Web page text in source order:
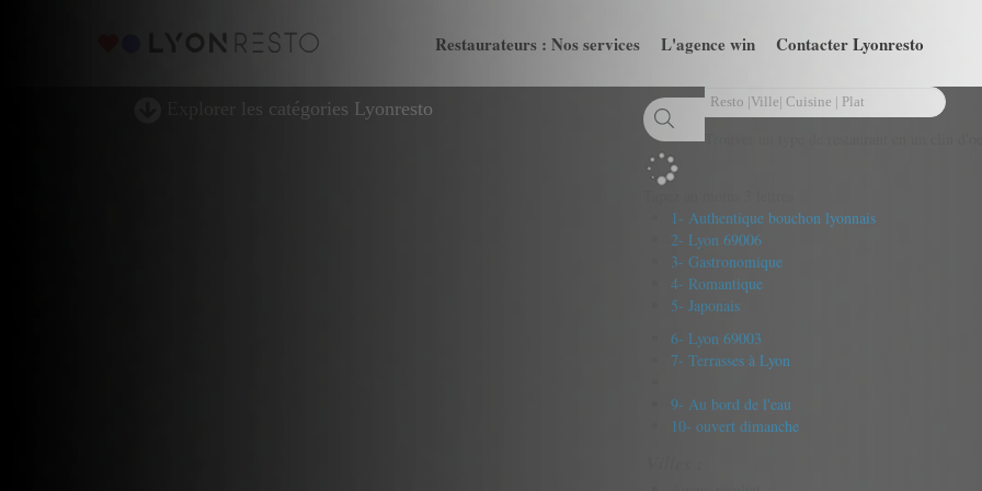
Restaurateurs : Nos services L'agence win Contacter Lyonresto
Explorer les catégories Lyonresto
1- Authentique bouchon lyonnais
2- Lyon 69006
3- Gastronomique
4- Romantique
5- Japonais
6- Lyon 69003
7- Terrasses à Lyon
9- Au bord de l'eau
10- ouvert dimanche